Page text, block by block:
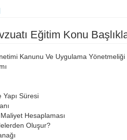
Eğitim Konu
Kanunu Ve Uygulama Yönetmeliği
Yapı Süresi
Maliyet Hesaplaması
Oluşur?